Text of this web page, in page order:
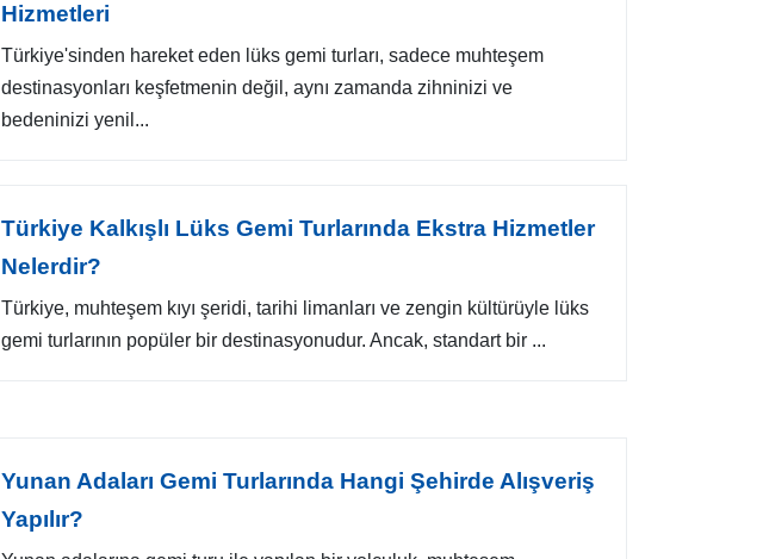
Hizmetleri
Türkiye'sinden hareket eden lüks gemi turları, sadece muhteşem
destinasyonları keşfetmenin değil, aynı zamanda zihninizi ve
bedeninizi yenil...
Türkiye Kalkışlı Lüks Gemi Turlarında Ekstra Hizmetler
Nelerdir?
Türkiye, muhteşem kıyı şeridi, tarihi limanları ve zengin kültürüyle lüks
gemi turlarının popüler bir destinasyonudur. Ancak, standart bir ...
Yunan Adaları Gemi Turlarında Hangi Şehirde Alışveriş
Yapılır?